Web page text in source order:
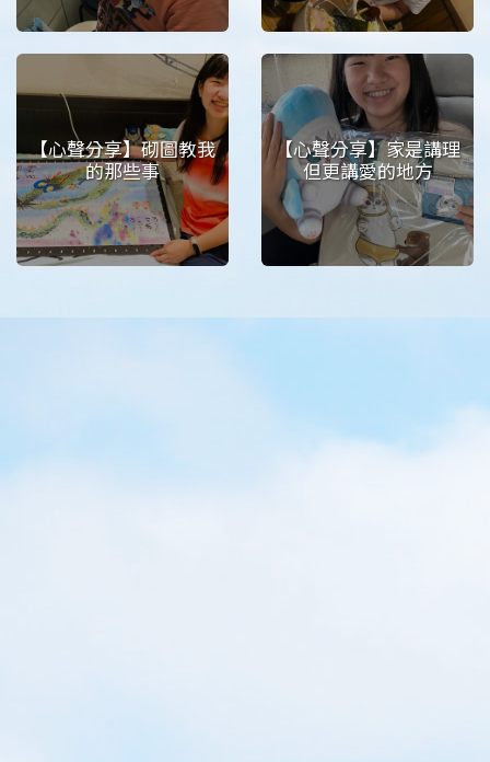
【心聲分享】砌圖教我
的那些事
【心聲分享】家是講理
但更講愛的地方